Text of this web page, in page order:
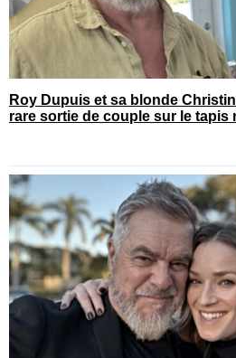
Roy Dupuis et sa blonde
rare sortie de couple sur le tapis